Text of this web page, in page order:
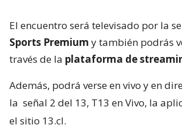
El encuentro será televisado por la
Sports Premium y también podrás
través de la plataforma de
Además, podrá verse en vivo y en
la señal 2 del 13, T13 en Vivo, la
el sitio 13.cl.